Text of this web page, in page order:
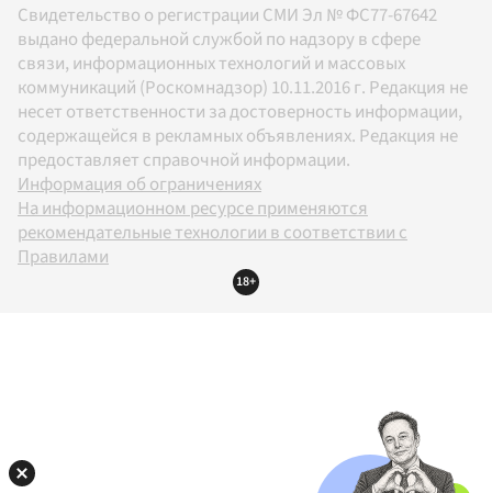
Свидетельство о регистрации СМИ Эл № ФС77-67642
выдано федеральной службой по надзору в сфере
связи, информационных технологий и массовых
коммуникаций (Роскомнадзор) 10.11.2016 г. Редакция не
несет ответственности за достоверность информации,
содержащейся в рекламных объявлениях. Редакция не
предоставляет справочной информации.
Информация об ограничениях
На информационном ресурсе применяются
рекомендательные технологии в соответствии с
Правилами
18+